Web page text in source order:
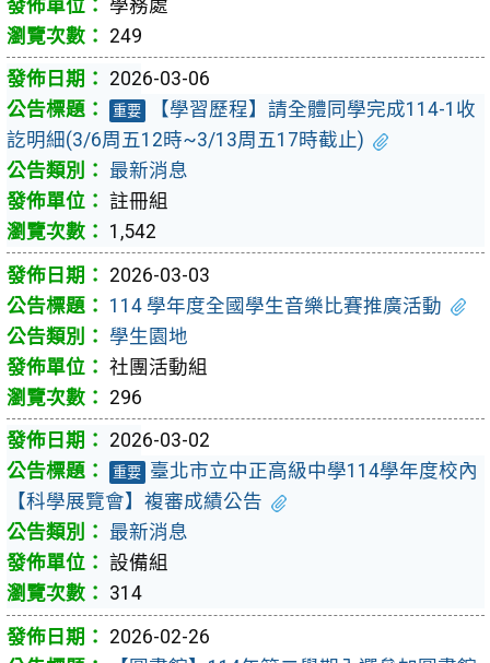
學務處
249
2026-03-06
重要
【學習歷程】請全體同學完成114-1收
訖明細(3/6周五12時~3/13周五17時截止)
最新消息
註冊組
1,542
2026-03-03
114 學年度全國學生音樂比賽推廣活動
學生園地
社團活動組
296
2026-03-02
重要 臺北市立中正高級中學114學年度校內
【科學展覽會】複審成績公告
最新消息
設備組
314
2026-02-26